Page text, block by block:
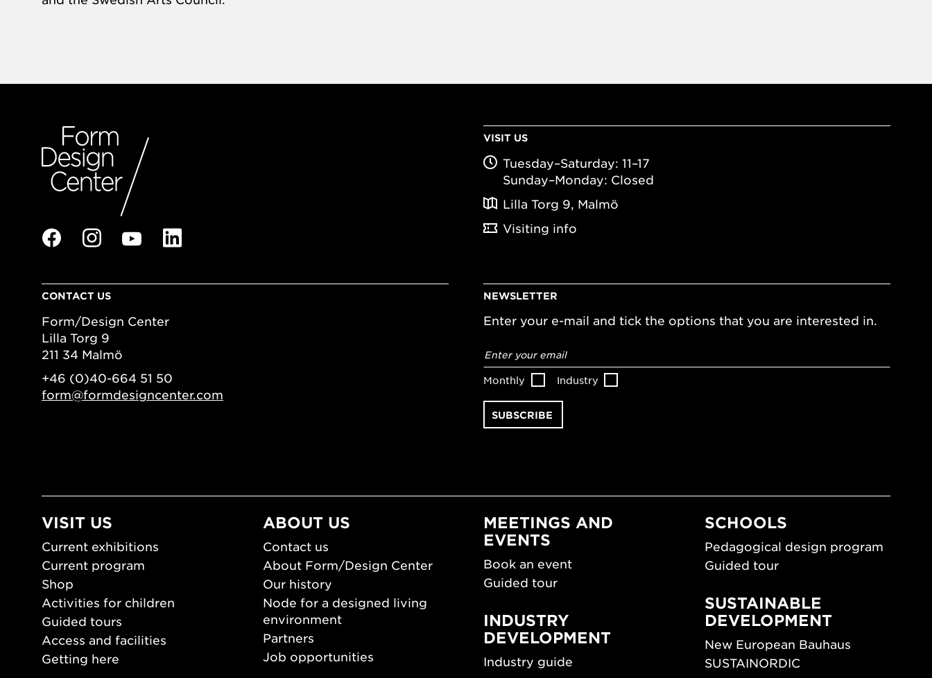
VISIT US
Tuesday–Saturday: 11–17
Sunday–Monday: Closed
Lilla Torg 9, Malmö
Visiting info
CONTACT US
Form/Design Center
Lilla Torg 9
211 34 Malmö
+46 (0)40-664 51 50
form@formdesigncenter.com
NEWSLETTER
Enter your e-mail and tick the options that you are interested in.
address*
Monthly Industry
VISIT US
Current exhibitions
Current program
Shop
Activities for children
Guided tours
Access and facilities
Getting here
ABOUT US
Contact us
About Form/Design Center
Our history
Node for a designed living
environment
Partners
Job opportunities
MEETINGS AND
EVENTS
Book an event
Guided tour
INDUSTRY
DEVELOPMENT
Industry guide
SCHOOLS
Pedagogical design program
Guided tour
SUSTAINABLE
DEVELOPMENT
New European Bauhaus
SUSTAINORDIC